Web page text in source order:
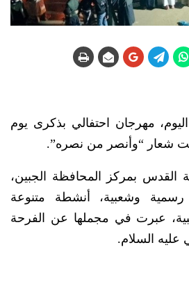
مهرجان احتفالي بذكرى يوم
تحت شعار “وأنصر من نصره”.
القدس بمركز المحافظة الجبين،
وشعبية، أنشطة متنوعة
عبرت في مجملها عن الفرحة
عليه السلام.